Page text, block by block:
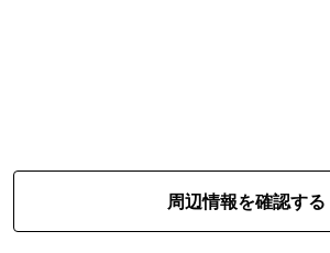
周辺情報を確認する